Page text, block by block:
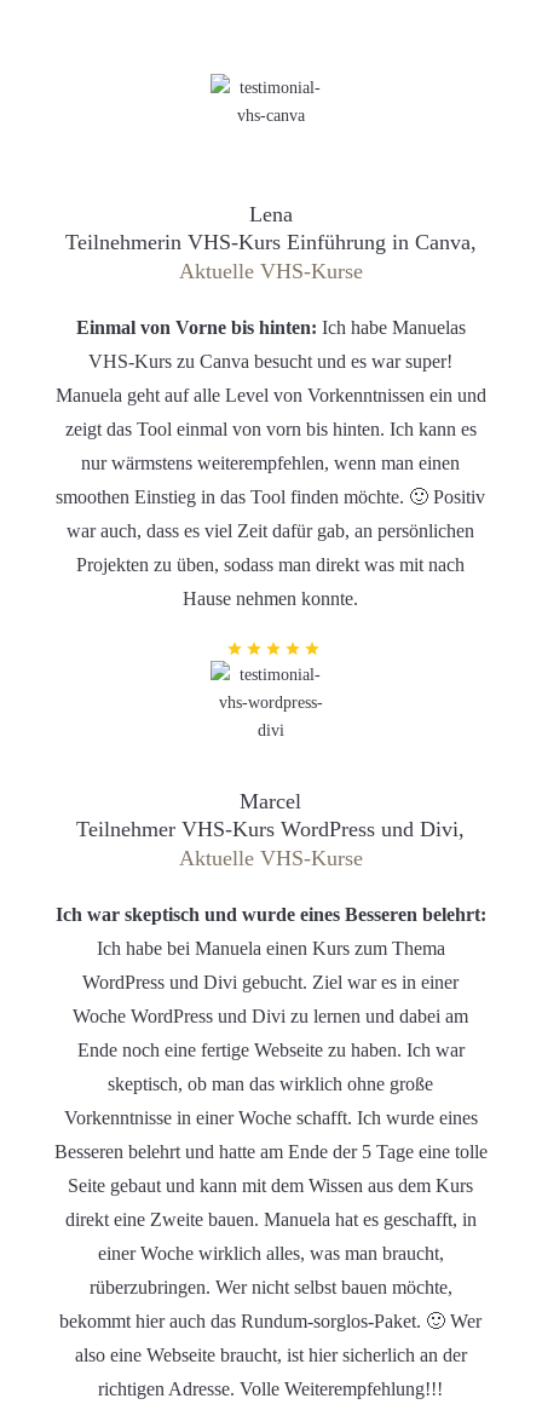
Lena
Teilnehmerin VHS-Kurs Einführung in Canva,
Aktuelle VHS-Kurse
Einmal von Vorne bis hinten: Ich habe Manuelas
VHS-Kurs zu Canva besucht und es war super!
Manuela geht auf alle Level von Vorkenntnissen ein und
zeigt das Tool einmal von vorn bis hinten. Ich kann es
nur wärmstens weiterempfehlen, wenn man einen
smoothen Einstieg in das Tool finden möchte. 🙂 Positiv
war auch, dass es viel Zeit dafür gab, an persönlichen
Projekten zu üben, sodass man direkt was mit nach
Hause nehmen konnte.
Marcel
Teilnehmer VHS-Kurs WordPress und Divi,
Aktuelle VHS-Kurse
Ich war skeptisch und wurde eines Besseren belehrt:
Ich habe bei Manuela einen Kurs zum Thema
WordPress und Divi gebucht. Ziel war es in einer
Woche WordPress und Divi zu lernen und dabei am
Ende noch eine fertige Webseite zu haben. Ich war
skeptisch, ob man das wirklich ohne große
Vorkenntnisse in einer Woche schafft. Ich wurde eines
Besseren belehrt und hatte am Ende der 5 Tage eine tolle
Seite gebaut und kann mit dem Wissen aus dem Kurs
direkt eine Zweite bauen. Manuela hat es geschafft, in
einer Woche wirklich alles, was man braucht,
rüberzubringen. Wer nicht selbst bauen möchte,
bekommt hier auch das Rundum-sorglos-Paket. 🙂 Wer
also eine Webseite braucht, ist hier sicherlich an der
richtigen Adresse. Volle Weiterempfehlung!!!